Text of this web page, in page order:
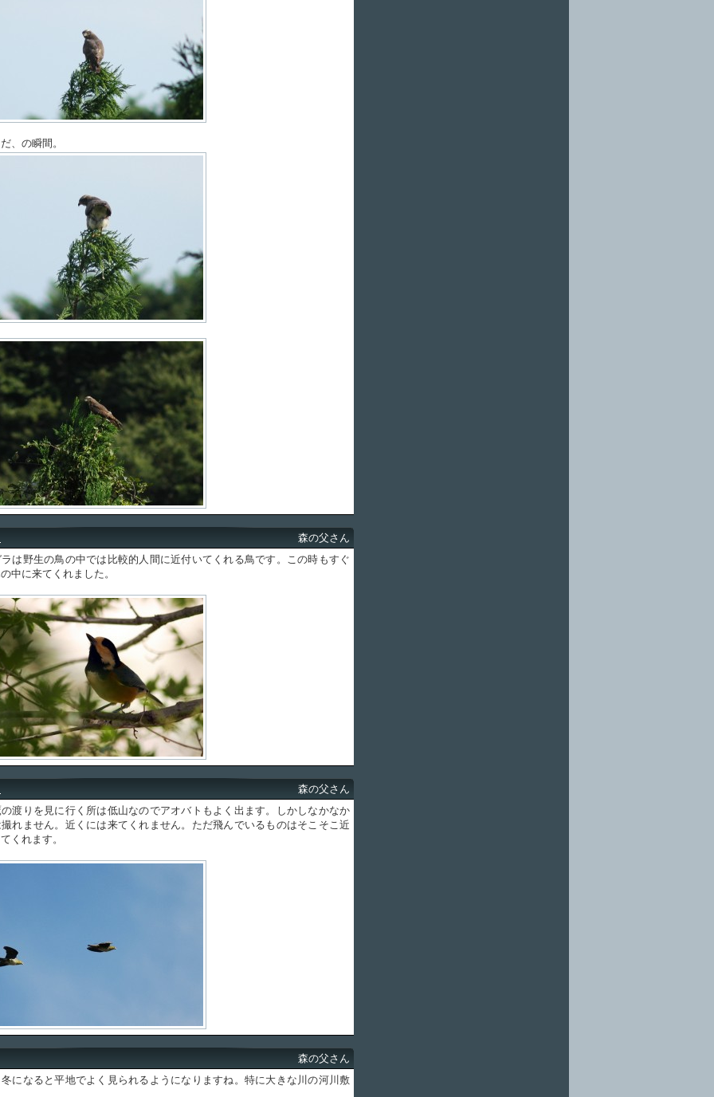
、の瞬間。
森の父さん
野生の鳥の中では比較的人間に近付いてくれる鳥です。この時もすぐ
中に来てくれました。
森の父さん
渡りを見に行く所は低山なのでアオバトもよく出ます。しかしなかなか
れません。近くには来てくれません。ただ飛んでいるものはそこそこ近
くれます。
森の父さん
になると平地でよく見られるようになりますね。特に大きな川の河川敷